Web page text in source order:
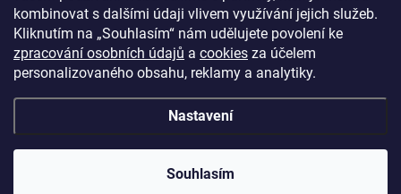
kombinovat s dalšími údaji vlivem využívání jejich služeb.
Kliknutím na „Souhlasím“ nám udělujete povolení ke
zpracování osobních údajů a cookies za účelem
personalizovaného obsahu, reklamy a analytiky.
Nastavení
Souhlasím